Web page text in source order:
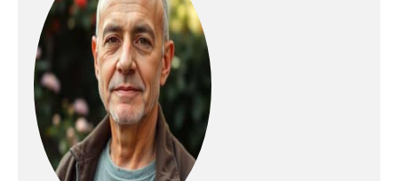
forme. 🌹Polyvalent :
parfait pour créer ou
délimiter des
parterres de fleurs,
des allées de jardin et
pour une pelouse
propre. Facile à
installer : Pose
simple, bord
supérieur replié